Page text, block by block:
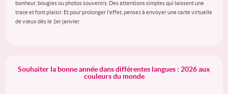
bonheur, bougies ou photos souvenirs. Des attentions simples qui laissent une
trace et font plaisir. Et pour prolonger l’effet, pensez à envoyer une carte virtuelle
de vœux dès le 1er janvier.
Souhaiter la bonne année dans différentes langues : 2026 aux
couleurs du monde